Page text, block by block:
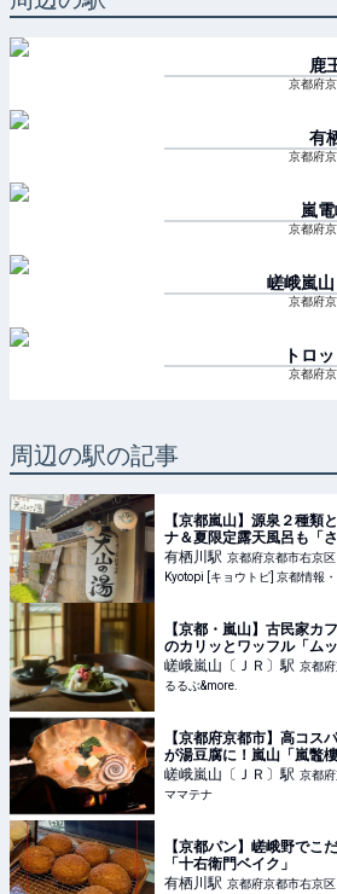
鹿
京都府
有
京都府
嵐
京都府
嵯峨嵐山
京都府
トロ
京都府
周辺の駅の記事
【京都嵐山】源泉２種類
ナ＆夏限定露天風呂も「
有栖川駅 京都府京都市右京区
Kyotopi [キョウトピ] 京都情報
【京都・嵐山】古民家カ
のカリッとワッフル「ム
イーツ時間｜るるぶ
嵯峨嵐山〔ＪＲ〕駅 京都
るるぶ&more.
【京都府京都市】高コス
が湯豆腐に！嵐山「嵐鼈
マテナ
嵯峨嵐山〔ＪＲ〕駅 京都
ママテナ
【京都パン】嵯峨野でこ
「十右衛門ベイク」
有栖川駅 京都府京都市右京区